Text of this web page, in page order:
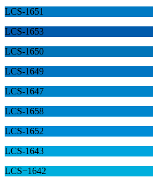
LCS-1651
LCS-1653
LCS-1650
LCS-1649
LCS-1647
LCS-1658
LCS-1652
LCS-1643
LCS−1642